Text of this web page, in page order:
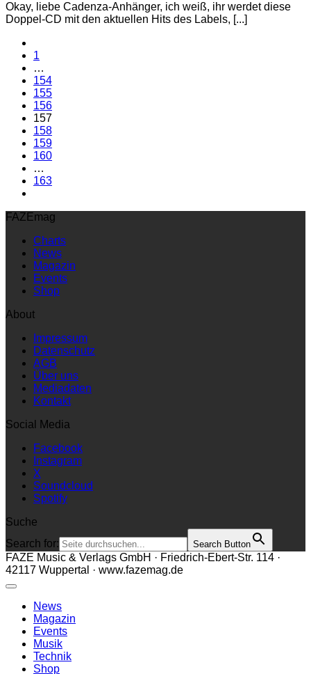
Okay, liebe Cadenza-Anhänger, ich weiß, ihr werdet diese
Doppel-CD mit den aktuellen Hits des Labels, [...]
1
…
154
155
156
157
158
159
160
…
163
FAZEmag
Charts
News
Magazin
Events
Shop
About
Impressum
Datenschutz
AGB
Über uns
Mediadaten
Kontakt
Social Media
Facebook
Instagram
X
Soundcloud
Spotify
Suche
Search for:
Search Button
FAZE Music & Verlags GmbH · Friedrich-Ebert-Str. 114 ·
42117 Wuppertal · www.fazemag.de
News
Magazin
Events
Musik
Technik
Shop